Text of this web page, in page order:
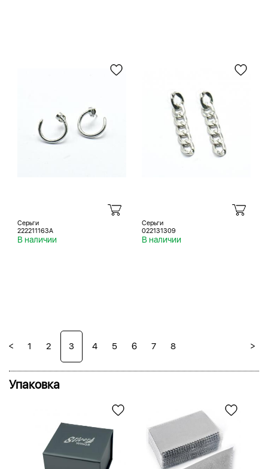
Серьги
222211163A
В наличии
Серьги
022131309
В наличии
< 1 2 3 4 5 6 7 8 >
Упаковка